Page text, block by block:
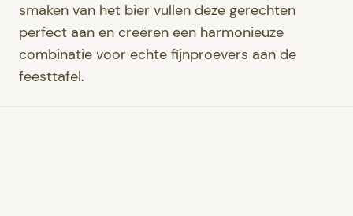
smaken van het bier vullen deze gerechten
perfect aan en creëren een harmonieuze
combinatie voor echte fijnproevers aan de
feesttafel.